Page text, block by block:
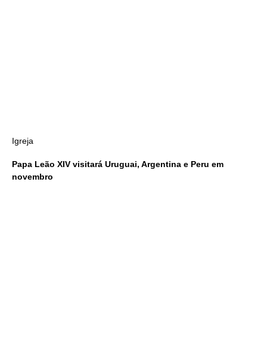
Igreja
Papa Leão XIV visitará Uruguai, Argentina e Peru em
novembro